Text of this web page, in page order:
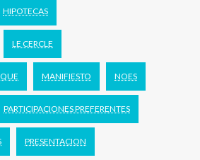
HIPOTECAS
LE CERCLE
MANIFIESTO NOES
PARTICIPACIONES PREFERENTES
PRESENTACION